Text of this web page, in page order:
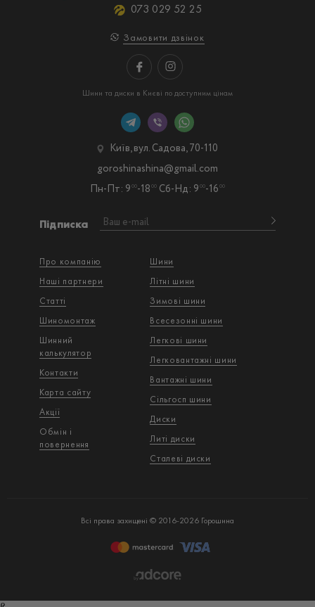
073 029 52 25
Замовити дзвінок
Шини та диски в Києві по доступним цінам
Про компанію
Наші партнери
Статті
Шиномонтаж
Шинний
калькулятор
Контакти
Карта сайту
Акції
Обмін і
повернення
Шини
Літні шини
Зимові шини
Всесезонні шини
Легкові шини
Легковантажнi шини
Вантажнi шини
Сільгосп шини
Диски
Литі диски
Сталеві диски
Підписка
Київ, вул. Садова, 70-110
Пн-Пт: 9 00-18 00 Сб-Нд: 9 00-16 00
goroshinashina@gmail.com
Всі права захищені © 2016-2026 Горошина